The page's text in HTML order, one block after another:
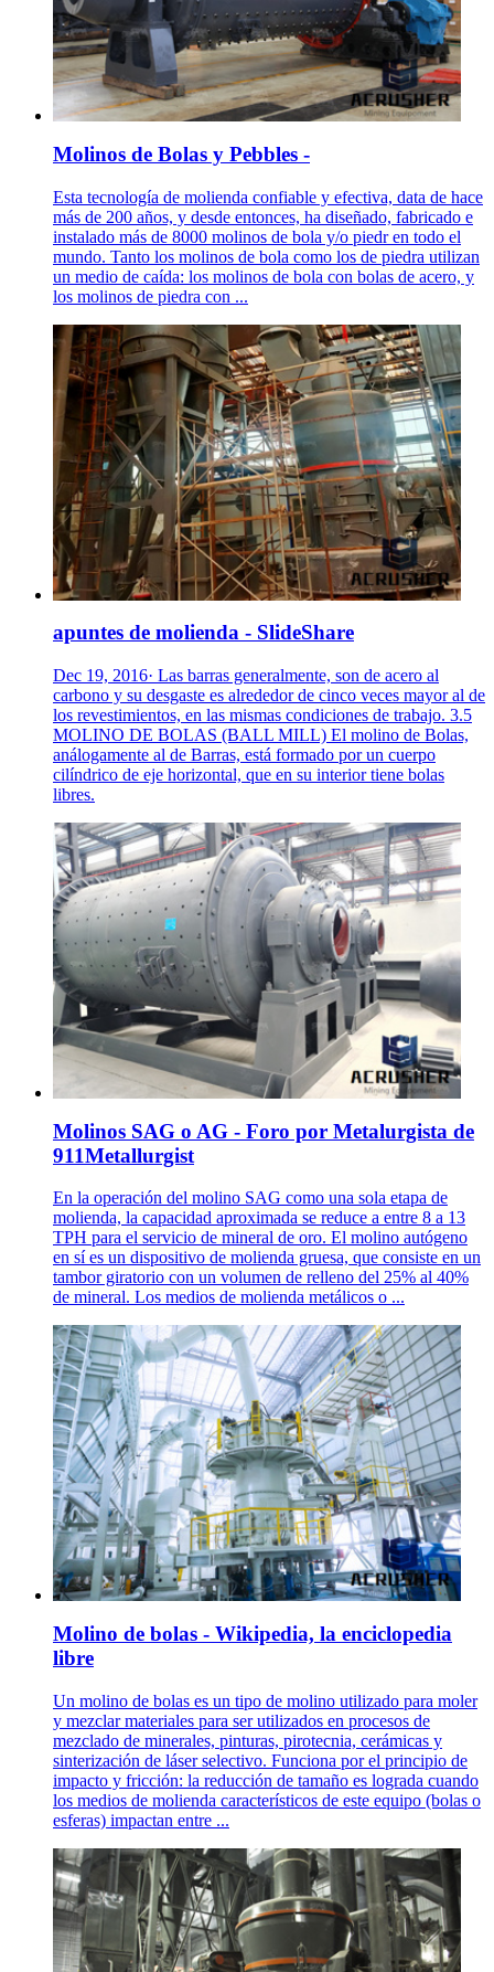
Molinos de Bolas y Pebbles -
Esta tecnología de molienda confiable y efectiva, data de hace
más de 200 años, y desde entonces, ha diseñado, fabricado e
instalado más de 8000 molinos de bola y/o piedr en todo el
mundo. Tanto los molinos de bola como los de piedra utilizan
un medio de caída: los molinos de bola con bolas de acero, y
los molinos de piedra con ...
apuntes de molienda - SlideShare
Dec 19, 2016· Las barras generalmente, son de acero al
carbono y su desgaste es alrededor de cinco veces mayor al de
los revestimientos, en las mismas condiciones de trabajo. 3.5
MOLINO DE BOLAS (BALL MILL) El molino de Bolas,
análogamente al de Barras, está formado por un cuerpo
cilíndrico de eje horizontal, que en su interior tiene bolas
libres.
Molinos SAG o AG - Foro por Metalurgista de
911Metallurgist
En la operación del molino SAG como una sola etapa de
molienda, la capacidad aproximada se reduce a entre 8 a 13
TPH para el servicio de mineral de oro. El molino autógeno
en sí es un dispositivo de molienda gruesa, que consiste en un
tambor giratorio con un volumen de relleno del 25% al 40%
de mineral. Los medios de molienda metálicos o ...
Molino de bolas - Wikipedia, la enciclopedia
libre
Un molino de bolas es un tipo de molino utilizado para moler
y mezclar materiales para ser utilizados en procesos de
mezclado de minerales, pinturas, pirotecnia, cerámicas y
sinterización de láser selectivo. Funciona por el principio de
impacto y fricción: la reducción de tamaño es lograda cuando
los medios de molienda característicos de este equipo (bolas o
esferas) impactan entre ...